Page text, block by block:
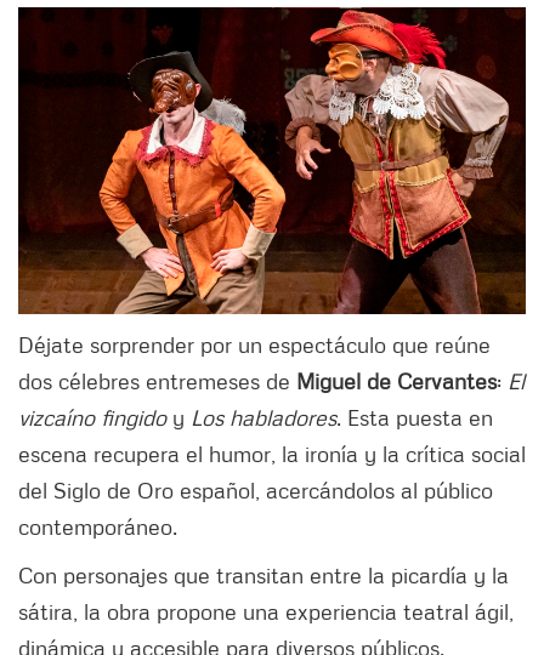
Déjate sorprender por un espectáculo que reúne
dos célebres entremeses de Miguel de Cervantes: El
vizcaíno fingidoy Los habladores. Esta puesta en
escena recupera el humor, la ironía y la crítica social
del Siglo de Oro español, acercándolos al público
contemporáneo.
Con personajes que transitan entre la picardía y la
sátira, la obra propone una experiencia teatral ágil,
dinámica y accesible para diversos públicos.